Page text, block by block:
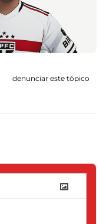
denunciar este tópico